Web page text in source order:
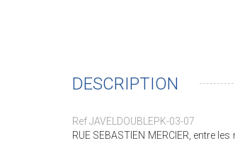
DESCRIPTION
Ref JAVELDOUBLEPK-03-07
RUE SEBASTIEN MERCIER, entre